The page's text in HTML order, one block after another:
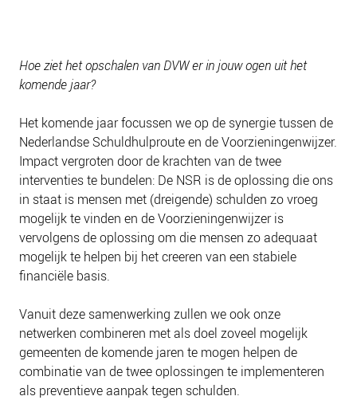
Hoe ziet het opschalen van DVW er in jouw ogen uit het
komende jaar?
Het komende jaar focussen we op de synergie tussen de
Nederlandse Schuldhulproute en de Voorzieningenwijzer.
Impact vergroten door de krachten van de twee
interventies te bundelen: De NSR is de oplossing die ons
in staat is mensen met (dreigende) schulden zo vroeg
mogelijk te vinden en de Voorzieningenwijzer is
vervolgens de oplossing om die mensen zo adequaat
mogelijk te helpen bij het creeren van een stabiele
financiële basis.
Vanuit deze samenwerking zullen we ook onze
netwerken combineren met als doel zoveel mogelijk
gemeenten de komende jaren te mogen helpen de
combinatie van de twee oplossingen te implementeren
als preventieve aanpak tegen schulden.